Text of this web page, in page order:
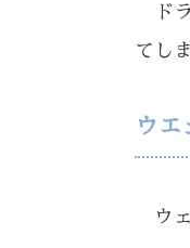
ドラ
てし
ウエ
ウェ